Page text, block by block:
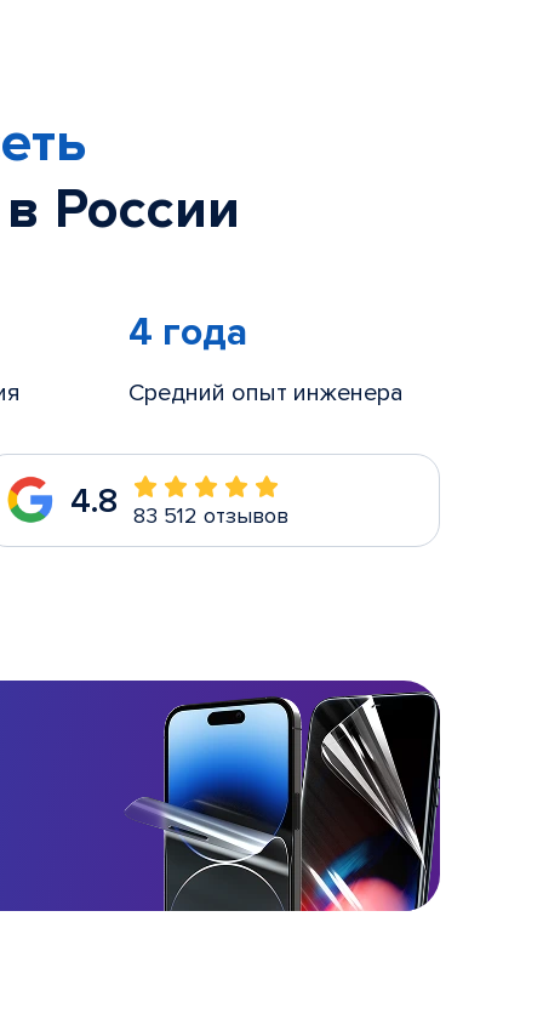
России
4 года
Средний опыт инженера
4.8 83 512 отзывов